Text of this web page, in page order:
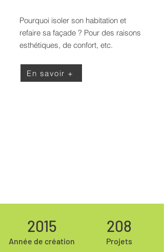
Pourquoi isoler son habitation et
refaire sa façade ? Pour des raisons
esthétiques, de confort, etc.
En savoir +
2015
Année de création
208
Projets